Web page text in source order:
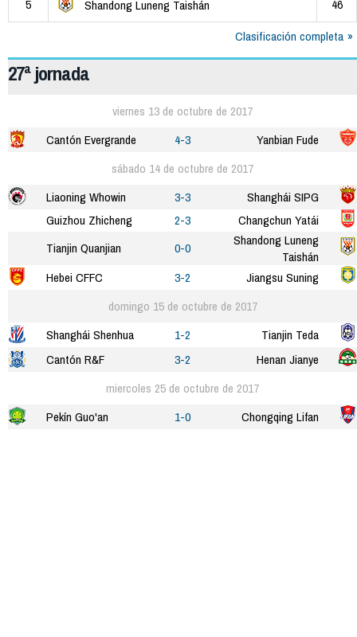
5 Shandong Luneng Taishán
46
Clasificación completa
27ª jornada
viernes 13 de octubre de 2017
Cantón Evergrande
4-3
Yanbian Fude
sábado 14 de octubre de 2017
Liaoning Whowin
3-3
Shanghái SIPG
Guizhou Zhicheng
2-3
Changchun Yatái
Tianjin Quanjian
0-0
Shandong Luneng
Taishán
Hebei CFFC
3-2
Jiangsu Suning
domingo 15 de octubre de 2017
Shanghái Shenhua
1-2
Tianjin Teda
Cantón R&F
3-2
Henan Jianye
miercoles 25 de octubre de 2017
Pekín Guo'an
1-0 Chongqing Lifan